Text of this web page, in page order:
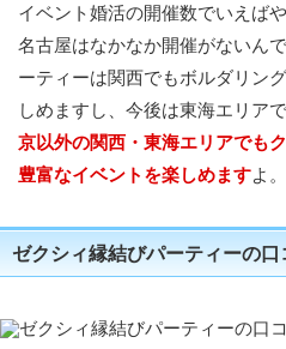
イベント婚活の開催数でいえば
名古屋はなかなか開催がないん
ーティーは関西でもボルダリン
しめますし、今後は東海エリア
京以外の関西・東海エリアでも
豊富なイベントを楽しめますよ。
ゼクシィ縁結びパーティーの口